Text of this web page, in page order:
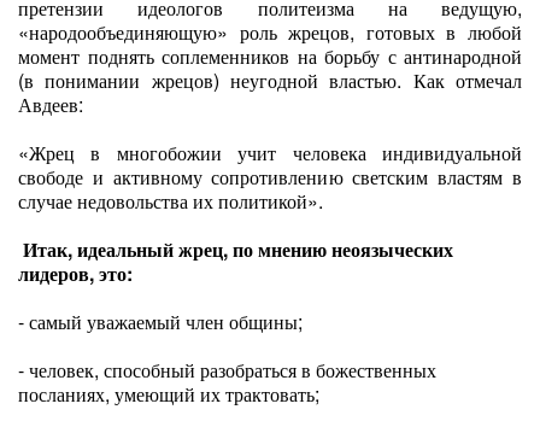
претензии идеологов политеизма на ведущую,
«народообъединяющую» роль жрецов, готовых в любой
момент поднять соплеменников на борьбу с антинародной
(в понимании жрецов) неугодной властью. Как отмечал
Авдеев:
«Жрец в многобожии учит человека индивидуальной
свободе и активному сопротивлению светским властям в
случае недовольства их политикой».
Итак, идеальный жрец, по мнению неоязыческих
лидеров, это:
- самый уважаемый член общины;
- человек, способный разобраться в божественных
посланиях, умеющий их трактовать;